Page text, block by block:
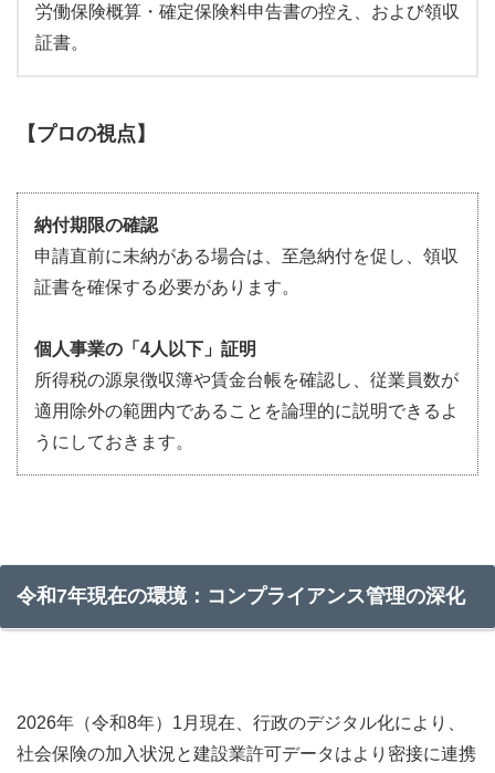
労働保険概算・確定保険料申告書の控え、および領収
証書。
【プロの視点】
納付期限の確認
申請直前に未納がある場合は、至急納付を促し、領収
証書を確保する必要があります。
個人事業の「4人以下」証明
所得税の源泉徴収簿や賃金台帳を確認し、従業員数が
適用除外の範囲内であることを論理的に説明できるよ
うにしておきます。
令和7年現在の環境：コンプライアンス管理の深化
2026年（令和8年）1月現在、行政のデジタル化により、
社会保険の加入状況と建設業許可データはより密接に連携